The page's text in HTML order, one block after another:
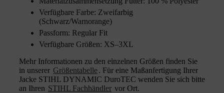
Verfügbare Farbe: Zweifarbig
(Schwarz/Warnorange)
Passform: Regular Fit
Verfügbare Größen: XS–3XL
Mehr Informationen zu den einzelnen Größen finden Sie
in unserer Größentabelle. Für eine Maßanfertigung Ihrer
Jacke STIHL DYNAMIC DuroTEC wenden Sie sich bitte
an Ihren STIHL Fachhändler vor Ort.